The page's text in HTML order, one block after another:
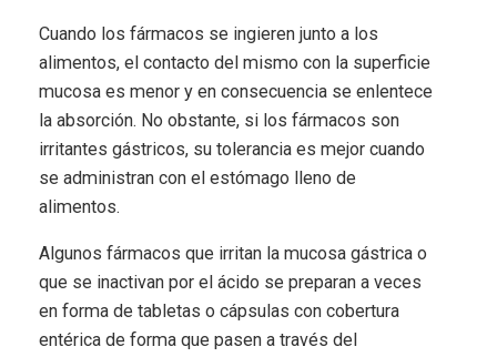
Cuando los fármacos se ingieren junto a los
alimentos, el contacto del mismo con la superficie
mucosa es menor y en consecuencia se enlentece
la absorción. No obstante, si los fármacos son
irritantes gástricos, su tolerancia es mejor cuando
se administran con el estómago lleno de
alimentos.
Algunos fármacos que irritan la mucosa gástrica o
que se inactivan por el ácido se preparan a veces
en forma de tabletas o cápsulas con cobertura
entérica de forma que pasen a través del